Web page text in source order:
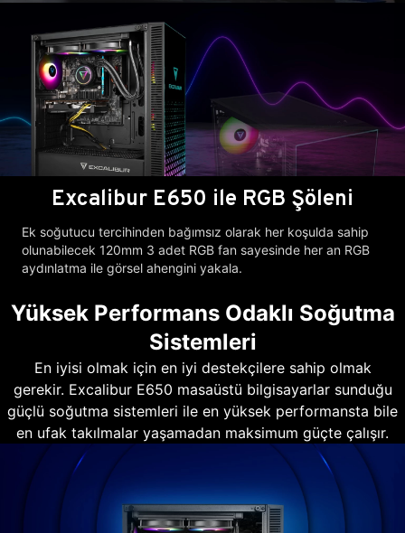
Excalibur E650 ile RGB Şöleni
Ek soğutucu tercihinden bağımsız olarak her koşulda sahip
olunabilecek 120mm 3 adet RGB fan sayesinde her an RGB
aydınlatma ile görsel ahengini yakala.
Yüksek Performans Odaklı Soğutma
Sistemleri
En iyisi olmak için en iyi destekçilere sahip olmak
gerekir. Excalibur E650 masaüstü bilgisayarlar sunduğu
güçlü soğutma sistemleri ile en yüksek performansta bile
en ufak takılmalar yaşamadan maksimum güçte çalışır.